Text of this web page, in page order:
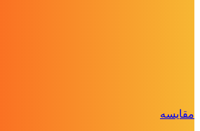
مقايسه